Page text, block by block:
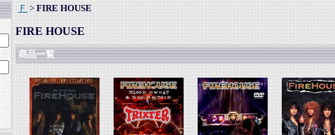
Ｆ > FIRE HOUSE
FIRE HOUSE
商品一覧